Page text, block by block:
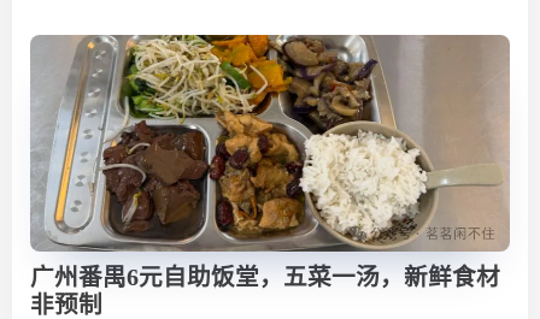
广州番禺6元自助饭堂，五菜一汤，新鲜食材
非预制